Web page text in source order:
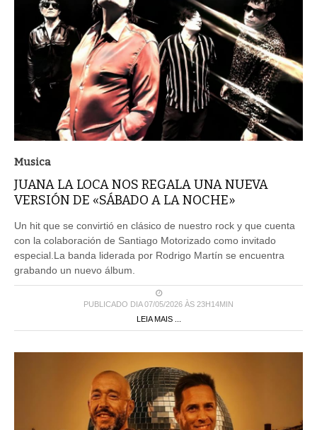
Musica
JUANA LA LOCA NOS REGALA UNA NUEVA
VERSIÓN DE «SÁBADO A LA NOCHE»
Un hit que se convirtió en clásico de nuestro rock y que cuenta
con la colaboración de Santiago Motorizado como invitado
especial.La banda liderada por Rodrigo Martín se encuentra
grabando un nuevo álbum.
PUBLICADO DIA 07/05/2026 ÀS 23H14MIN
LEIA MAIS ...